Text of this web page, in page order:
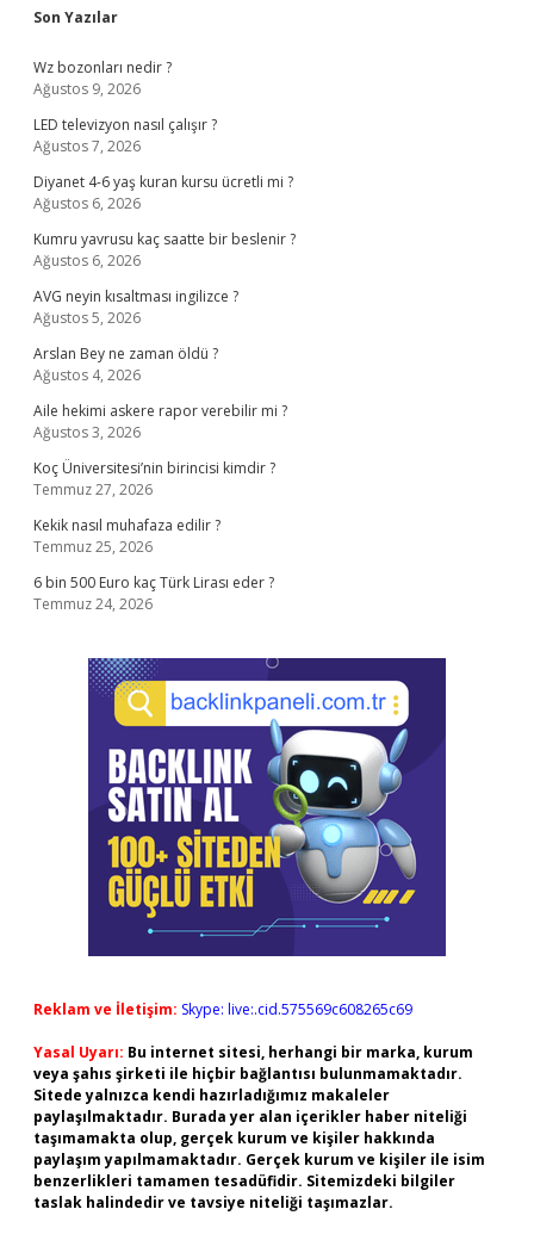
Sidebar
Son Yazılar
Wz bozonları nedir ?
Ağustos 9, 2026
LED televizyon nasıl çalışır ?
Ağustos 7, 2026
Diyanet 4-6 yaş kuran kursu ücretli mi ?
Ağustos 6, 2026
Kumru yavrusu kaç saatte bir beslenir ?
Ağustos 6, 2026
AVG neyin kısaltması ingilizce ?
Ağustos 5, 2026
Arslan Bey ne zaman öldü ?
Ağustos 4, 2026
Aile hekimi askere rapor verebilir mi ?
Ağustos 3, 2026
Koç Üniversitesi’nin birincisi kimdir ?
Temmuz 27, 2026
Kekik nasıl muhafaza edilir ?
Temmuz 25, 2026
6 bin 500 Euro kaç Türk Lirası eder ?
Temmuz 24, 2026
Reklam ve İletişim: Skype: live:.cid.575569c608265c69
Yasal Uyarı: Bu internet sitesi, herhangi bir marka, kurum
veya şahıs şirketi ile hiçbir bağlantısı bulunmamaktadır.
Sitede yalnızca kendi hazırladığımız makaleler
paylaşılmaktadır. Burada yer alan içerikler haber niteliği
taşımamakta olup, gerçek kurum ve kişiler hakkında
paylaşım yapılmamaktadır. Gerçek kurum ve kişiler ile isim
benzerlikleri tamamen tesadüfidir. Sitemizdeki bilgiler
taslak halindedir ve tavsiye niteliği taşımazlar.